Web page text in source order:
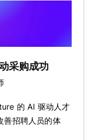
采购成功
的 AI 驱动人才
善招聘人员的体